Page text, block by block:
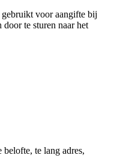
voor aangifte bij
te sturen naar het
te lang adres,